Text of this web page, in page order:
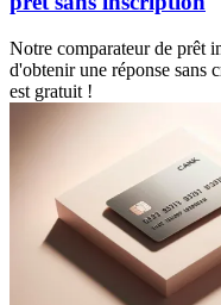
Notre comparateur de prêt
d'obtenir une réponse sans
est gratuit !